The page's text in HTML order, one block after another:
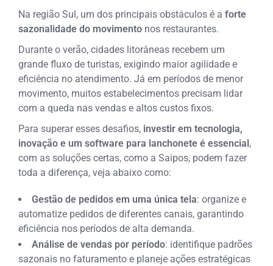
Na região Sul, um dos principais obstáculos é aforte
sazonalidade do movimento nos restaurantes.
Durante o verão, cidades litorâneas recebem um
grande fluxo de turistas, exigindo maior agilidade e
eficiência no atendimento. Já em períodos de menor
movimento, muitos estabelecimentos precisam lidar
com a queda nas vendas e altos custos fixos.
Para superar esses desafios, investir em tecnologia,
inovação e um software para lanchonete é essencial,
com as soluções certas, como a Saipos, podem fazer
toda a diferença, veja abaixo como:
Gestão de pedidos em uma única tela: organize e
automatize pedidos de diferentes canais, garantindo
eficiência nos períodos de alta demanda.
Análise de vendas por período: identifique padrões
sazonais no faturamento e planeje ações estratégicas